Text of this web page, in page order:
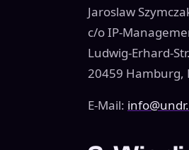
Jaroslaw
c/o IP-
Ludwig-Erhard-
20459 Hamburg,
E-Mail: